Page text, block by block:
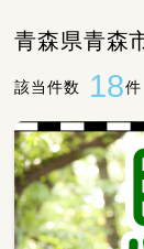
青森県青森
該当件数 18件